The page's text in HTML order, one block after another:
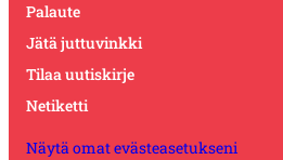
Palaute
Jätä juttuvinkki
Tilaa uutiskirje
Netiketti
Näytä omat evästeasetukseni